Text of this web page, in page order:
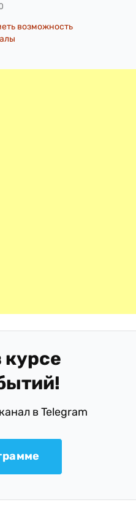
возможность
курсе
в Telegram